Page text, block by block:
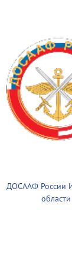
ДОСААФ России
области